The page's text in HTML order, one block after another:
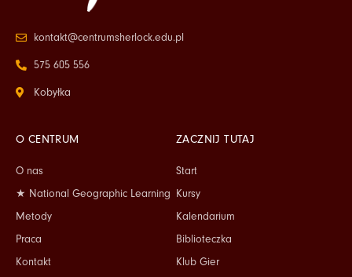
kontakt@centrumsherlock.edu.pl
575 605 556
Kobyłka
O CENTRUM
O nas
★ National Geographic Learning
Metody
Praca
Kontakt
ZACZNIJ TUTAJ
Start
Kursy
Kalendarium
Biblioteczka
Klub Gier